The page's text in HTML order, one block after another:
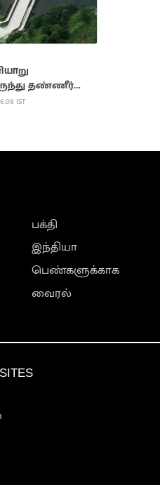
தண்ணீர்
IST
பக்தி
இந்தியா
பெண்களுக்காக
வைரல்